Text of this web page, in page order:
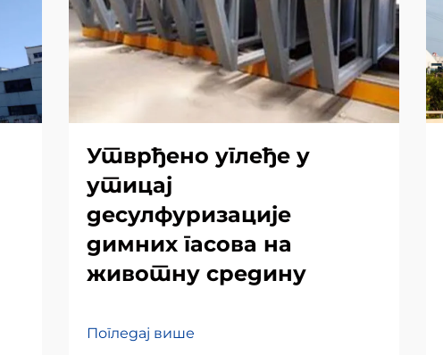
Утврђено углеђе у
утицај
десулфуризације
димних гасова на
животну средину
Погледај више